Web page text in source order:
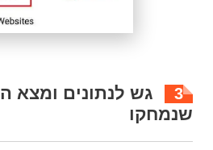
3
שנמחקו